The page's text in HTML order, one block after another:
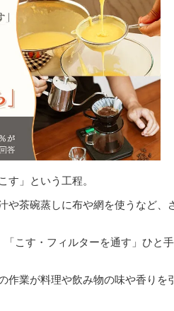
す」という工程。
や茶碗蒸しに布や網を使うなど、
こす・フィルターを通す」ひと
作業が料理や飲み物の味や香りを